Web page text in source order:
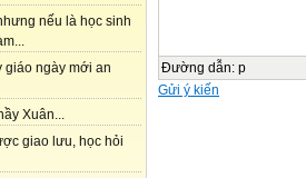
nếu là học sinh
giáo ngày mới an
Xuân...
giao lưu, học hỏi
Đường dẫn: p
Gửi ý kiến